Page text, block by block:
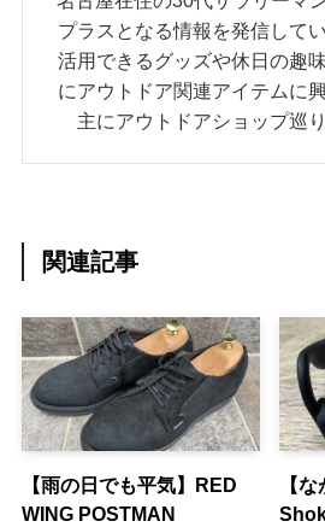
プラスとなる情報を発信して
活用できるグッズや休日の趣
にアウトドア関連アイテムに
主にアウトドアショップ巡
関連記事
【雨の日でも平気】RED
WING POSTMAN
【